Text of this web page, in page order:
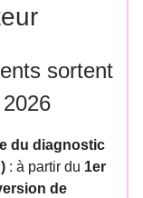
sortent
du diagnostic
: à partir du 1er
de